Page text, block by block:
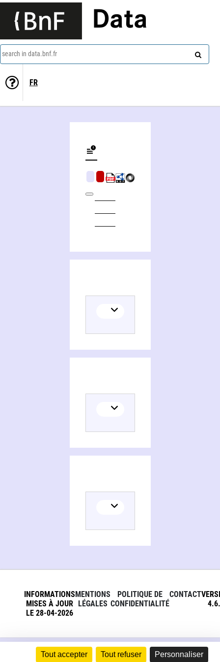
Tout accepter Tout refuser Personnaliser
Data
search in data.bnf.fr
FR
INFORMATIONS
MISES À JOUR
LE 28-04-2026
MENTIONS
LÉGALES
POLITIQUE DE
CONFIDENTIALITÉ
CONTACT